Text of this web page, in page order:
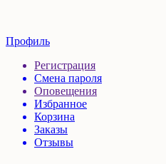
Профиль
Регистрация
Смена пароля
Оповещения
Избранное
Корзина
Заказы
Отзывы